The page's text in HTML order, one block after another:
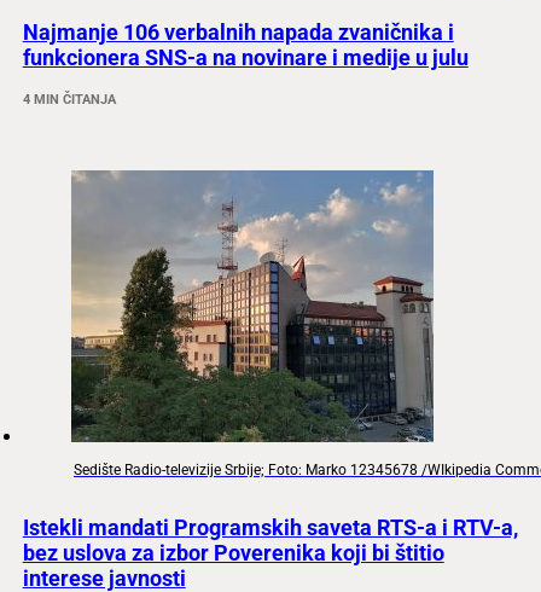
Najmanje 106 verbalnih napada zvaničnika i
funkcionera SNS-a na novinare i medije u julu
4 MIN ČITANJA
Sedište Radio-televizije Srbije; Foto: Marko 12345678 /WIkipedia
Istekli mandati Programskih saveta RTS-a i RTV-a,
bez uslova za izbor Poverenika koji bi štitio
interese javnosti